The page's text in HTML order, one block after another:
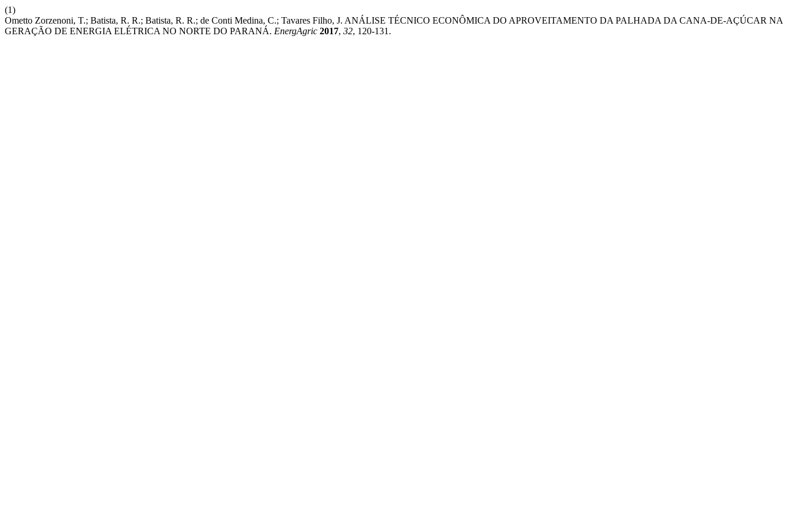
(1)
Ometto Zorzenoni, T.; Batista, R. R.; Batista, R. R.; de Conti Medina, C.; Tavares Filho, J. ANÁLISE TÉCNICO ECONÔMICA DO APROVEITAMENTO DA PALHADA DA CANA-DE-AÇÚCAR NA
GERAÇÃO DE ENERGIA ELÉTRICA NO NORTE DO PARANÁ. EnergAgric 2017, 32, 120-131.